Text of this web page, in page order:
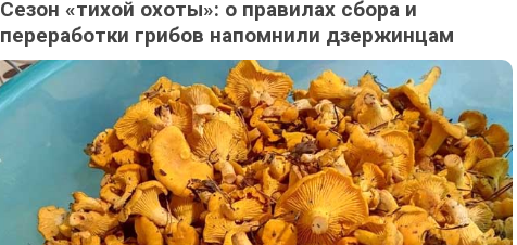
Сезон «тихой охоты»: о правилах сбора и
переработки грибов напомнили дзержинцам